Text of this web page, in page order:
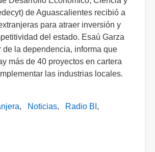
de Aguascalientes recibió a
para atraer inversión y
del estado. Esaú Garza
de la dependencia, informa que
más de 40 proyectos en cartera
las industrias locales.
Noticias
Radio BI